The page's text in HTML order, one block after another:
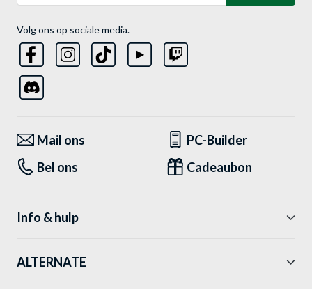
Volg ons op sociale media.
Mail ons
PC-Builder
Bel ons
Cadeaubon
Info & hulp
ALTERNATE